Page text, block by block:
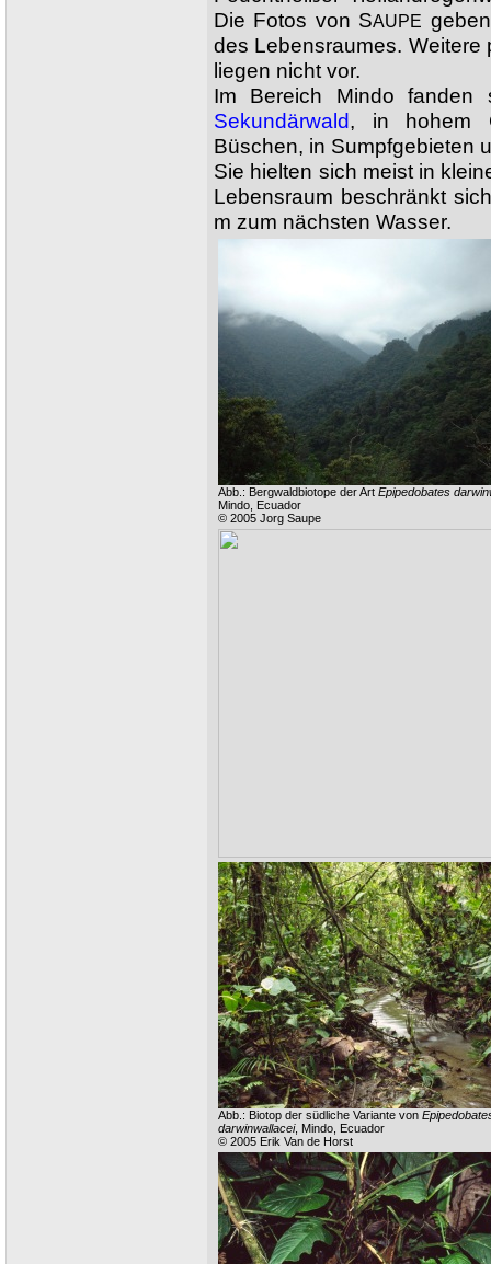
Die Fotos von SAUPE
des Lebensraumes.
liegen nicht vor.
Im Bereich Mindo
Sekundärwald, in hohem
Büschen, in Sumpfgebieten
Sie hielten sich meist in
Lebensraum beschränkt
m zum nächsten Wasser.
Abb.: Bergwaldbiotope der Art Epipedobates
Mindo, Ecuador
© 2005 Jorg Saupe
Abb.: Biotop der südliche Variante von
darwinwallacei, Mindo, Ecuador
© 2005 Erik Van de Horst